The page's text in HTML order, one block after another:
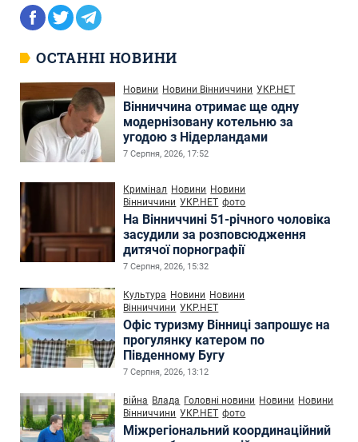
ОСТАННІ НОВИНИ
Новини Новини Вінниччини УКР.НЕТ
Вінниччина отримає ще одну
модернізовану котельню за
угодою з Нідерландами
7 Серпня, 2026, 17:52
Кримінал Новини Новини
Вінниччини УКР.НЕТ фото
На Вінниччині 51-річного чоловіка
засудили за розповсюдження
дитячої порнографії
7 Серпня, 2026, 15:32
Культура Новини Новини
Вінниччини УКР.НЕТ
Офіс туризму Вінниці запрошує на
прогулянку катером по
Південному Бугу
7 Серпня, 2026, 13:12
війна Влада Головні новини Новини Новини
Вінниччини УКР.НЕТ фото
Міжрегіональний координаційний